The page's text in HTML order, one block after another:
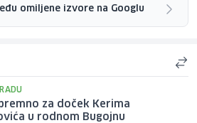
omiljene izvore na Googlu
za doček Kerima
u rodnom Bugojnu